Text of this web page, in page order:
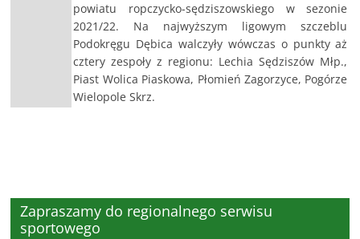
powiatu ropczycko-sędziszowskiego w sezonie
2021/22. Na najwyższym ligowym szczeblu
Podokręgu Dębica walczyły wówczas o punkty aż
cztery zespoły z regionu: Lechia Sędziszów Młp.,
Piast Wolica Piaskowa, Płomień Zagorzyce, Pogórze
Wielopole Skrz.
Zapraszamy do regionalnego serwisu
sportowego